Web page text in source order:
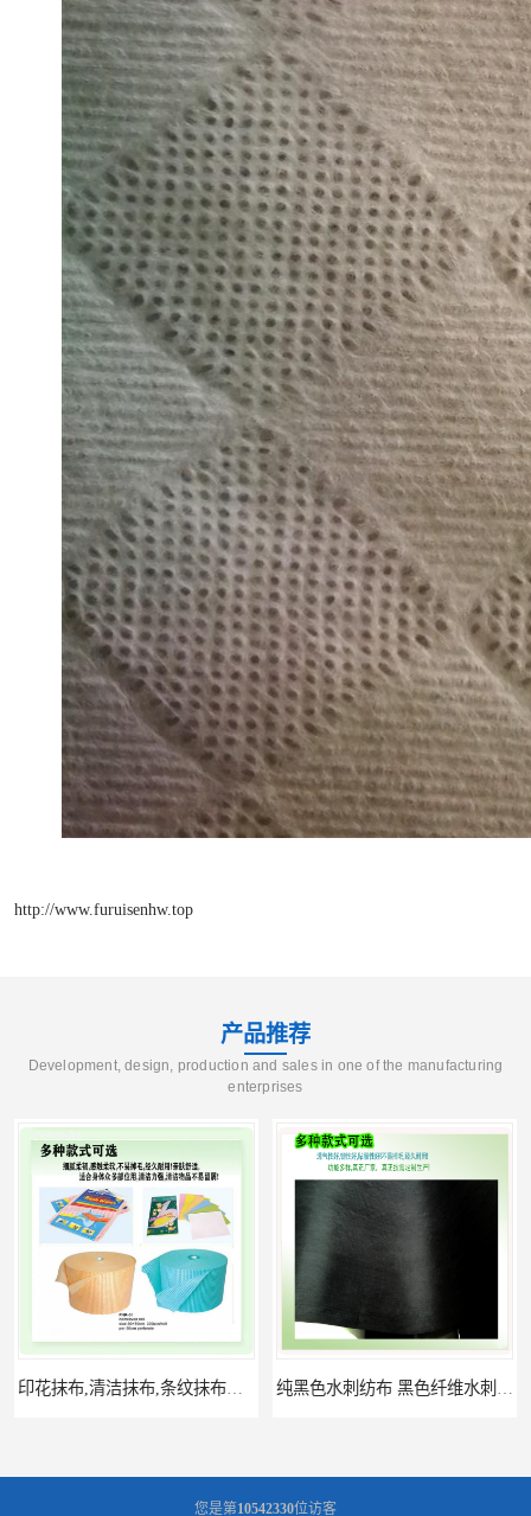
http://www.furuisenhw.top
产品推荐
Development, design, production and sales in one of the manufacturing
enterprises
定制洗碗抹布,擦布,降解波浪纹布,居家清洁无纺布,多种擦拭无纺布
您是第10542330位访客